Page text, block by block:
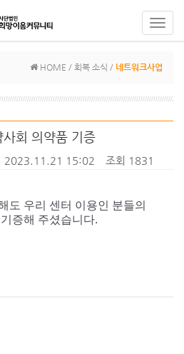
HOME / 회복 소식 / 네트워크사업
회 의약품 기증
2023.11.21 15:02 조회 1831
도 우리 센터 이용인 분들의
증해 주셨습니다.